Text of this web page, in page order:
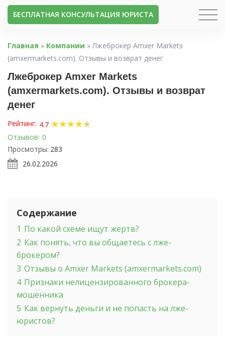
БЕСПЛАТНАЯ КОНСУЛЬТАЦИЯ ЮРИСТА
Главная » Компании »Лжеброкер Amxer Markets
(amxermarkets.com). Отзывы и возврат денег
Лжеброкер Amxer Markets
(amxermarkets.com). Отзывы и возврат
денег
Рейтинг: 4.7 ★★★★★
★
Отзывов: 0
Просмотры: 283
26.02.2026
Содержание
1 По какой схеме ищут жертв?
2 Как понять, что вы общаетесь с лже-
брокером?
3 Отзывы о Amxer Markets (amxermarkets.com)
4 Признаки нелицензированного брокера-
мошенника
5 Как вернуть деньги и не попасть на лже-
юристов?